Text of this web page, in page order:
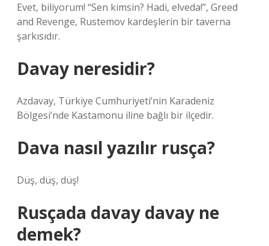
Evet, biliyorum! “Sen kimsin? Hadi, elveda!”, Greed
and Revenge, Rustemov kardeşlerin bir taverna
şarkısıdır.
Davay neresidir?
Azdavay, Türkiye Cumhuriyeti’nin Karadeniz
Bölgesi’nde Kastamonu iline bağlı bir ilçedir.
Dava nasıl yazılır rusça?
Düş, düş, düş!
Rusçada davay davay ne
demek?